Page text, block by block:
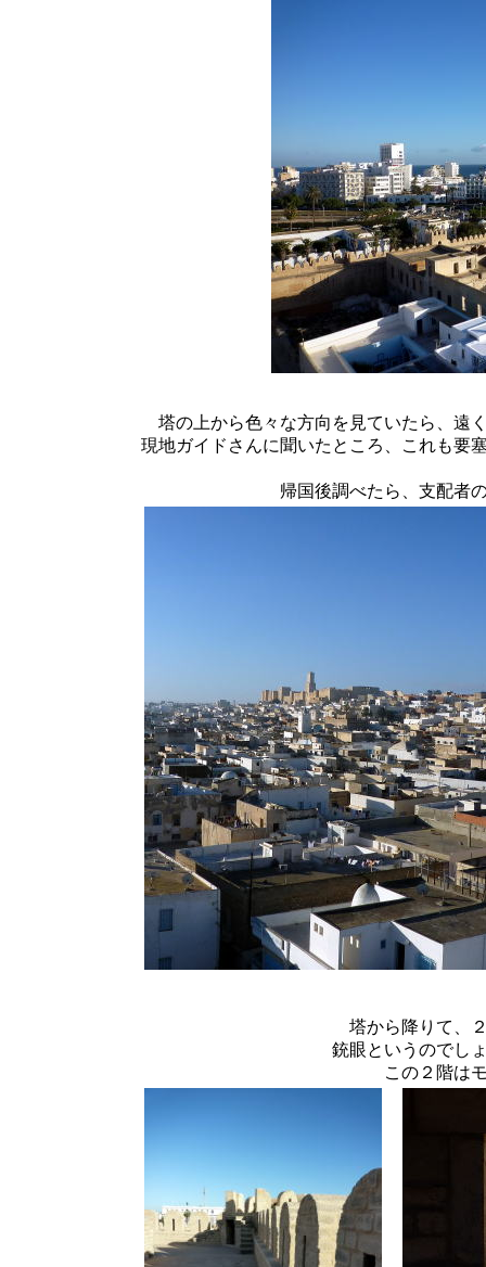
塔の上から色々な方向を見ていたら、遠
現地ガイドさんに聞いたところ、これも要
帰国後調べたら、支配者
塔から降りて、
銃眼というのでし
この２階は